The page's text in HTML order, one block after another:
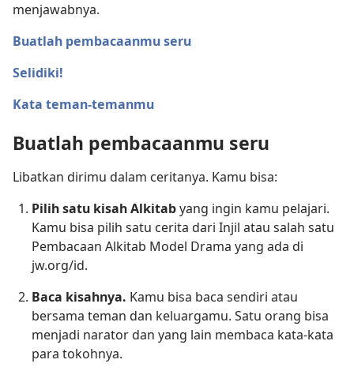
menjawabnya.
Buatlah pembacaanmu seru
Selidiki!
Kata teman-temanmu
Buatlah pembacaanmu seru
Libatkan dirimu dalam ceritanya. Kamu bisa:
Pilih satu kisah Alkitabyang ingin kamu pelajari.
Kamu bisa pilih satu cerita dari Injil atau salah satu
Pembacaan Alkitab Model Drama yang ada di
jw.org/id.
Baca kisahnya. Kamu bisa baca sendiri atau
bersama teman dan keluargamu. Satu orang bisa
menjadi narator dan yang lain membaca kata-kata
para tokohnya.